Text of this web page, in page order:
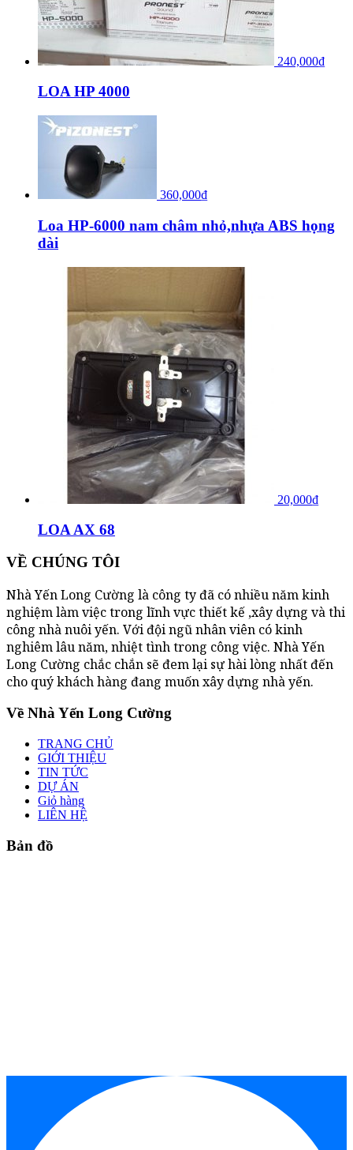
240,000₫
LOA HP 4000
360,000₫
Loa HP-6000 nam châm nhỏ,nhựa ABS họng
dài
20,000₫
LOA AX 68
VỀ CHÚNG TÔI
Nhà Yến Long Cường là công ty đã có nhiều năm kinh
nghiệm làm việc trong lĩnh vực thiết kế ,xây dựng và thi
công nhà nuôi yến. Với đội ngũ nhân viên có kinh
nghiêm lâu năm, nhiệt tình trong công việc. Nhà Yến
Long Cường chắc chắn sẽ đem lại sự hài lòng nhất đến
cho quý khách hàng đang muốn xây dựng nhà yến.
Về Nhà Yến Long Cường
TRANG CHỦ
GIỚI THIỆU
TIN TỨC
DỰ ÁN
Giỏ hàng
LIÊN HỆ
Bản đồ